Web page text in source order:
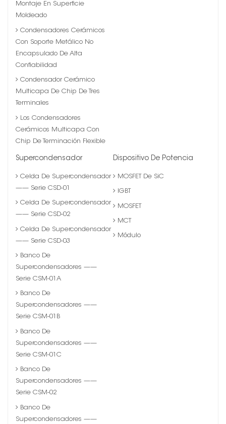
Montaje En Superficie
Moldeado
Condensadores Cerámicos
Con Soporte Metálico No
Encapsulado De Alta
Confiabilidad
Condensador Cerámico
Multicapa De Chip De Tres
Terminales
Los Condensadores
Cerámicos Multicapa Con
Chip De Terminación Flexible
Supercondensador
Celda De Supercondensador
—— Serie CSD-01
Celda De Supercondensador
—— Serie CSD-02
Celda De Supercondensador
—— Serie CSD-03
Banco De
Supercondensadores ——
Serie CSM-01A
Banco De
Supercondensadores ——
Serie CSM-01B
Banco De
Supercondensadores ——
Serie CSM-01C
Banco De
Supercondensadores ——
Serie CSM-02
Banco De
Supercondensadores ——
Dispositivo De Potencia
MOSFET De SiC
IGBT
MOSFET
MCT
Módulo